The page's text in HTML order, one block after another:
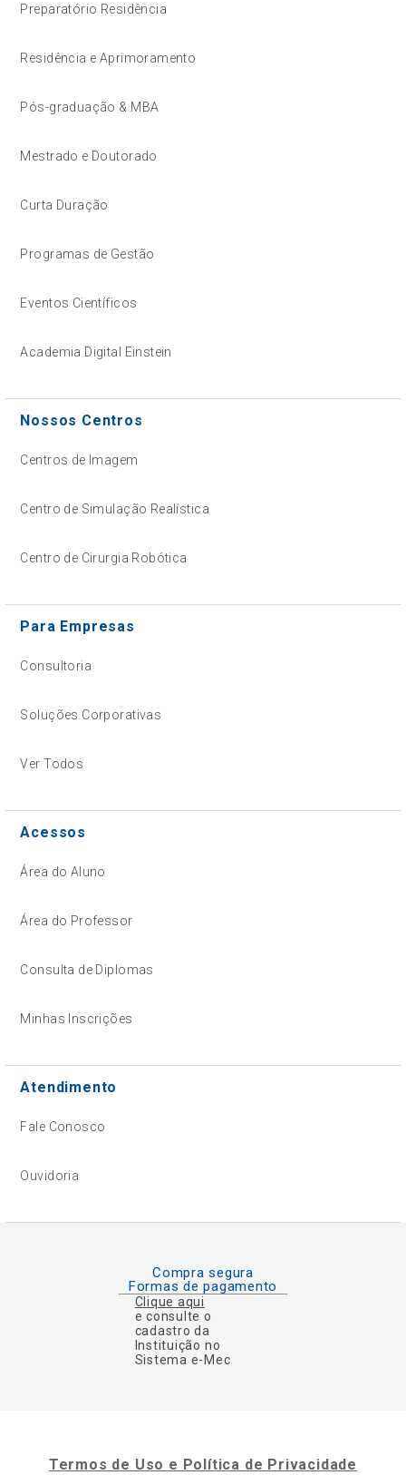
Preparatório Residência
Residência e Aprimoramento
Pós-graduação & MBA
Mestrado e Doutorado
Curta Duração
Programas de Gestão
Eventos Científicos
Academia Digital Einstein
Nossos Centros
Centros de Imagem
Centro de Simulação Realística
Centro de Cirurgia Robótica
Para Empresas
Consultoria
Soluções Corporativas
Ver Todos
Acessos
Área do Aluno
Área do Professor
Consulta de Diplomas
Minhas Inscrições
Atendimento
Fale Conosco
Ouvidoria
Compra segura
Formas de pagamento
Clique aqui
e consulte o
cadastro da
Instituição no
Sistema e-Mec
Termos de Uso e Política de Privacidade